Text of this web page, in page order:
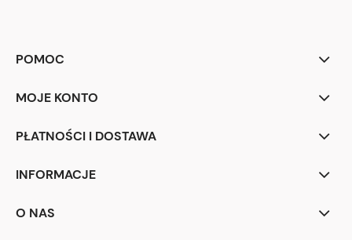
POMOC
MOJE KONTO
PŁATNOŚCI I DOSTAWA
INFORMACJE
O NAS